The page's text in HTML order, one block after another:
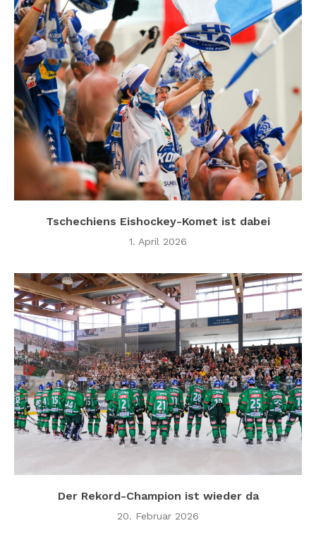
Tschechiens Eishockey-Komet ist dabei
1. April 2026
Der Rekord-Champion ist wieder da
20. Februar 2026